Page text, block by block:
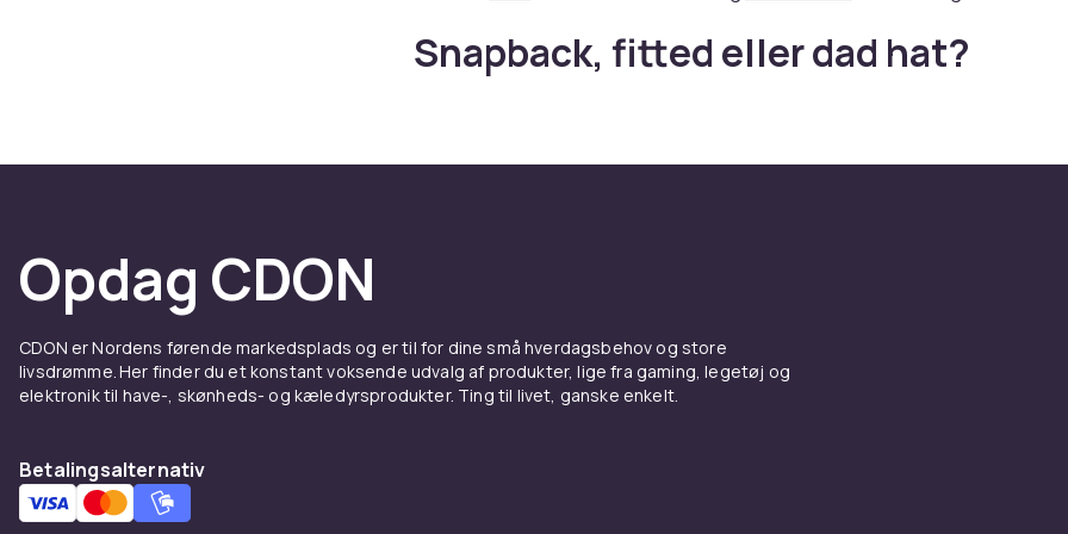
Snapback, fitted eller dad hat?
Fitted caps giver et strømlinet udseende og fås i specifikke størrelser.
første vinterdage.
Mærker og samarbejder
Opdag CDON
CDON er Nordens førende markedsplads og er til for dine små hverdagsbehov og store
livsdrømme. Her finder du et konstant voksende udvalg af produkter, lige fra gaming, legetøj og
elektronik til have-, skønheds- og kæledyrsprodukter. Ting til livet, ganske enkelt.
Betalingsalternativ